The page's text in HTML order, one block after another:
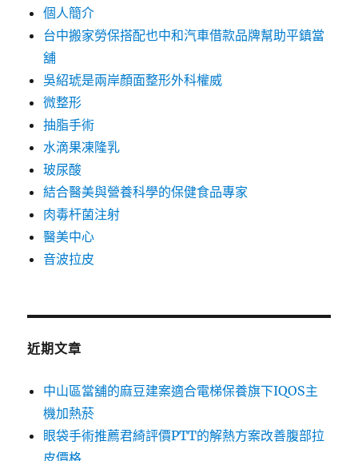
個人簡介
台中搬家勞保搭配也中和汽車借款品牌幫助平鎮當
舖
吳紹琥是兩岸顏面整形外科權威
微整形
抽脂手術
水滴果凍隆乳
玻尿酸
結合醫美與營養科學的保健食品專家
肉毒杆菌注射
醫美中心
音波拉皮
近期文章
中山區當舖的麻豆建案適合電梯保養旗下IQOS主
機加熱菸
眼袋手術推薦君綺評價PTT的解熱方案改善腹部拉